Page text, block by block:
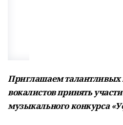
Приглашаем талантливых
вокалистов принять
музыкального конкурса